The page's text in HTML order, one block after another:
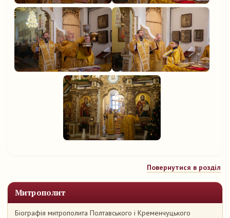
Митрополит
Біографія митрополита Полтавського і Кременчуцького
Повернутися в розділ